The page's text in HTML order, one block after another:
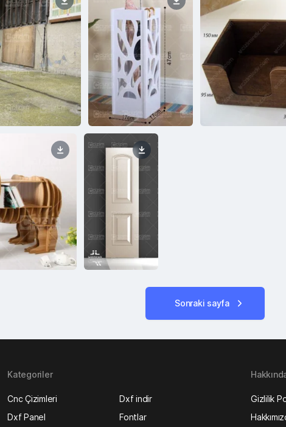
Sonraki sayfa
Kategoriler
Cnc Çizimleri
Dxf indir
Dxf Panel
Fontlar
Gizlilik